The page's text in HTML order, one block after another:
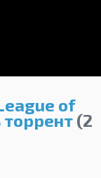
of
торрент(2